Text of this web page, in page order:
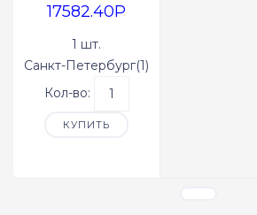
17582.40P
1 шт.
Санкт-Петербург(1)
Кол-во:
КУПИТЬ